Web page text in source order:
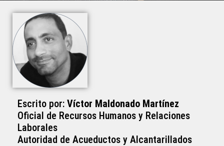
Escrito por: Víctor Maldonado Martínez
Oficial de Recursos Humanos y Relaciones
Laborales
Autoridad de Acueductos y Alcantarillados